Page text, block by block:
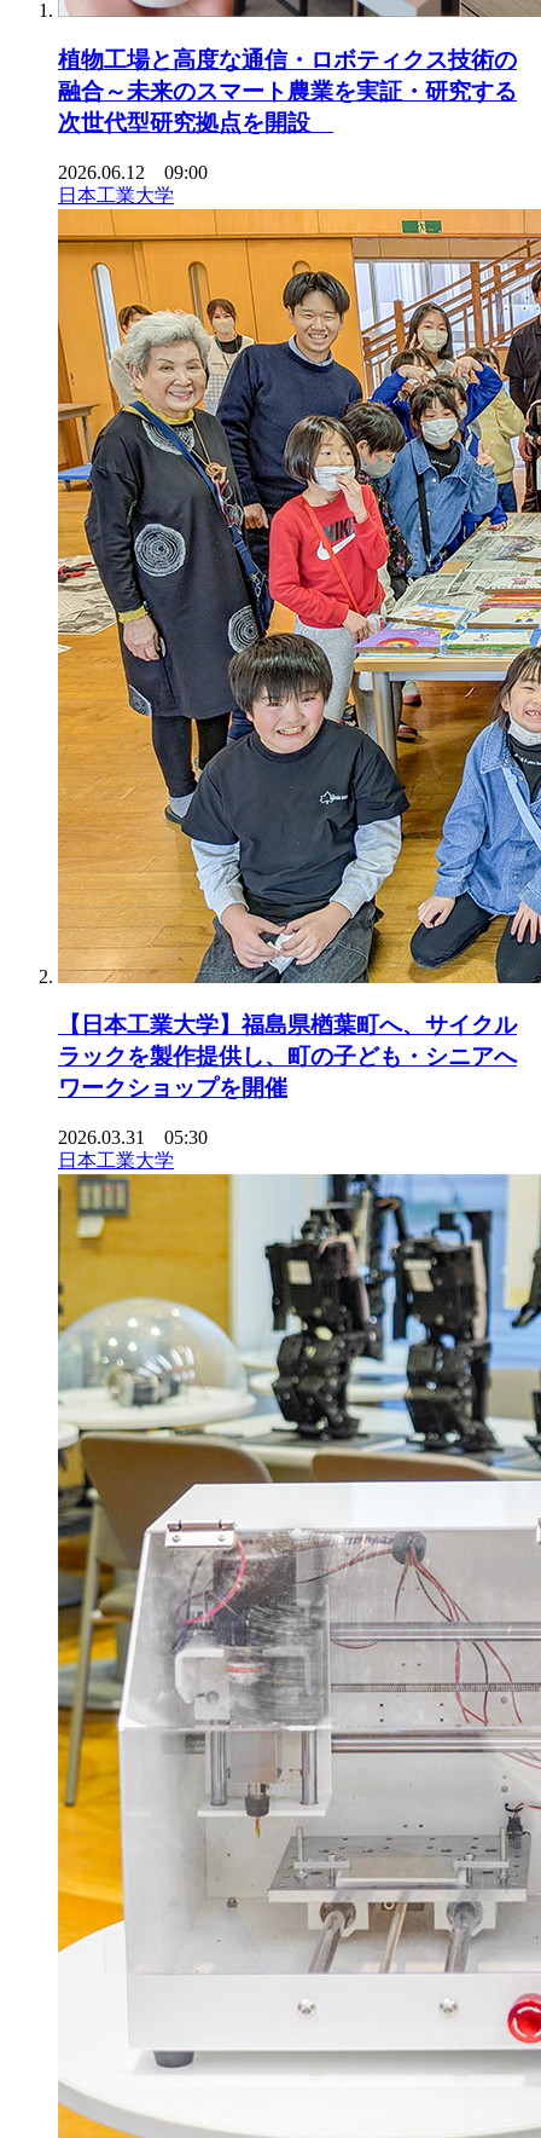
植物工場と高度な通信・ロボティクス技術の
融合～未来のスマート農業を実証・研究する
次世代型研究拠点を開設
2026.06.12 09:00
日本工業大学
【日本工業大学】福島県楢葉町へ、サイクル
ラックを製作提供し、町の子ども・シニアへ
ワークショップを開催
2026.03.31 05:30
日本工業大学